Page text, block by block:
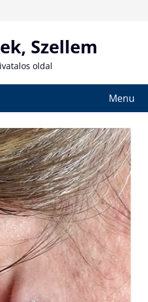
Szellem
oldal
Menu